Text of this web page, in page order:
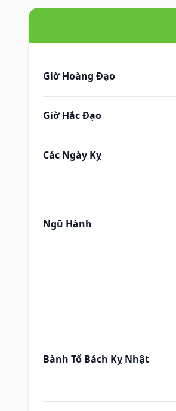
Giờ Hoàng Đạo
Giờ Hắc Đạo
Các Ngày Kỵ
Ngũ Hành
Bành Tổ Bách Kỵ Nhật